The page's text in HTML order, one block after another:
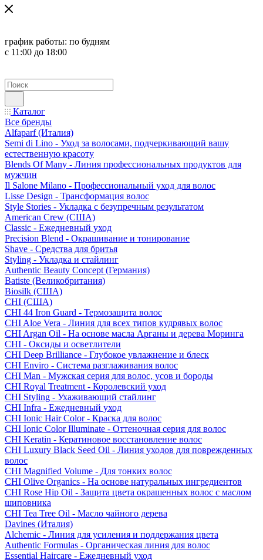
график работы: по будням
с 11:00 до 18:00
Каталог
Все бренды
Alfaparf (Италия)
Semi di Lino - Уход за волосами, подчеркивающий вашу
естественную красоту
Blends Of Many - Линия профессиональных продуктов для
мужчин
Il Salone Milano - Профессиональный уход для волос
Lisse Design - Трансформация волос
Style Stories - Укладка с безупречным результатом
American Crew (США)
Classic - Ежедневный уход
Precision Blend - Окрашивание и тонирование
Shave - Средства для бритья
Styling - Укладка и стайлинг
Authentic Beauty Concept (Германия)
Batiste (Великобритания)
Biosilk (США)
CHI (США)
CHI 44 Iron Guard - Термозащита волос
CHI Aloe Vera - Линия для всех типов кудрявых волос
CHI Argan Oil - На основе масла Арганы и дерева Моринга
CHI - Оксиды и осветлители
CHI Deep Brilliance - Глубокое увлажнение и блеск
CHI Enviro - Система разглаживания волос
CHI Man - Мужская серия для волос, усов и бороды
CHI Royal Treatment - Королевский уход
CHI Styling - Ухаживающий стайлинг
CHI Infra - Ежедневный уход
CHI Ionic Hair Color - Краска для волос
CHI Ionic Color Illuminate - Оттеночная серия для волос
CHI Keratin - Кератиновое восстановление волос
CHI Luxury Black Seed Oil - Линия уходов для поврежденных
волос
CHI Magnified Volume - Для тонких волос
CHI Olive Organics - На основе натуральных ингредиентов
CHI Rose Hip Oil - Защита цвета окрашенных волос с маслом
шиповника
CHI Tea Tree Oil - Масло чайного дерева
Davines (Италия)
Alchemic - Линия для усиления и поддержания цвета
Authentic Formulas - Органическая линия для волос
Essential Haircare - Eжедневный уход